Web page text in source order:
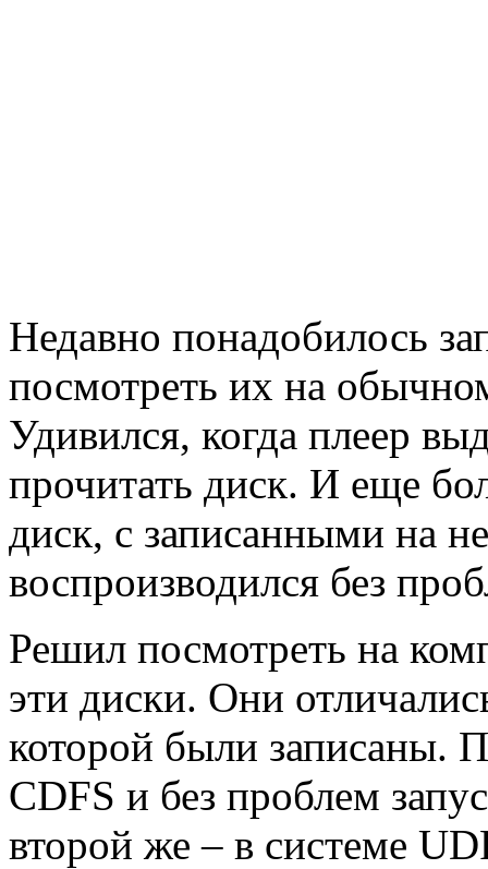
Недавно понадобилось
посмотреть их на
Удивился, когда плеер
прочитать диск. И еще
диск, с записанными на
воспроизводился без
Решил посмотреть на
эти диски. Они
которой были записаны.
CDFS и без проблем
второй же – в системе